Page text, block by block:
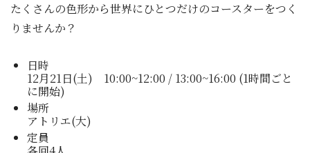
たくさんの色形から世界にひとつだけのコースターをつく
りませんか？
日時
12月21日(土) 10:00~12:00 / 13:00~16:00 (1時間ごと
に開始)
場所
アトリエ(大)
定員